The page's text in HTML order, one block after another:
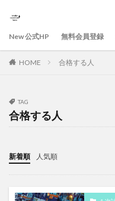
New 公式HP 無料会員登録
HOME 合格する人
TAG
合格する人
新着順 人気順